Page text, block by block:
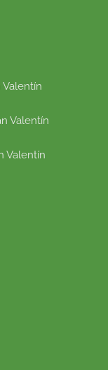
Valentín
Valentín